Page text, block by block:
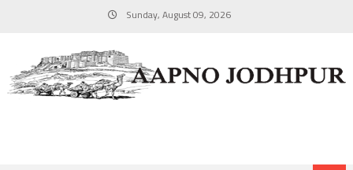
Sunday, August 09, 2026